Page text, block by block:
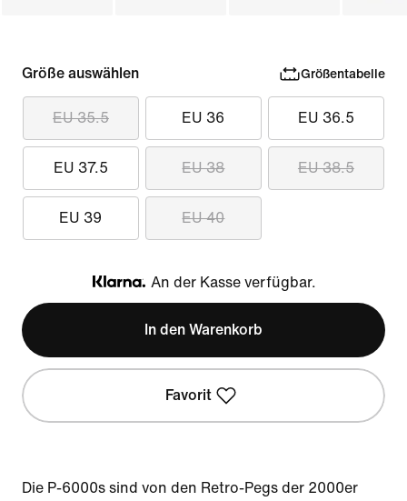
Größe auswählen Größentabelle
EU 35.5 EU 36 EU 36.5
EU 37.5 EU 38 EU 38.5
EU 39 EU 40
Klarna
An der Kasse verfügbar.
In den Warenkorb
Favorit
Die P-6000s sind von den Retro-Pegs der 2000er